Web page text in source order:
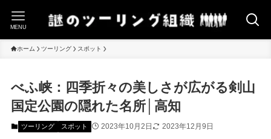
MENU
ホーム ツーリング スポット
べふ峡：四季折々の美しさが広がる剣山
国定公園の隠れた名所│高知
ツーリング スポット 2023年10月2日 2023年12月9日